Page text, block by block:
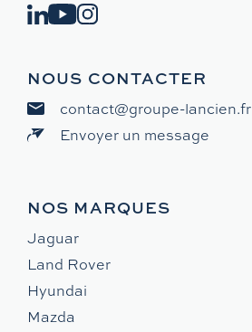
NOUS CONTACTER
contact@groupe-lancien.fr
Envoyer un message
NOS MARQUES
Jaguar
Land Rover
Hyundai
Mazda